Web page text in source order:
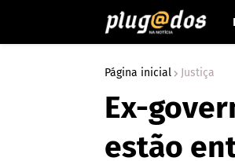
Página inicial Justiça
Ex-
estão